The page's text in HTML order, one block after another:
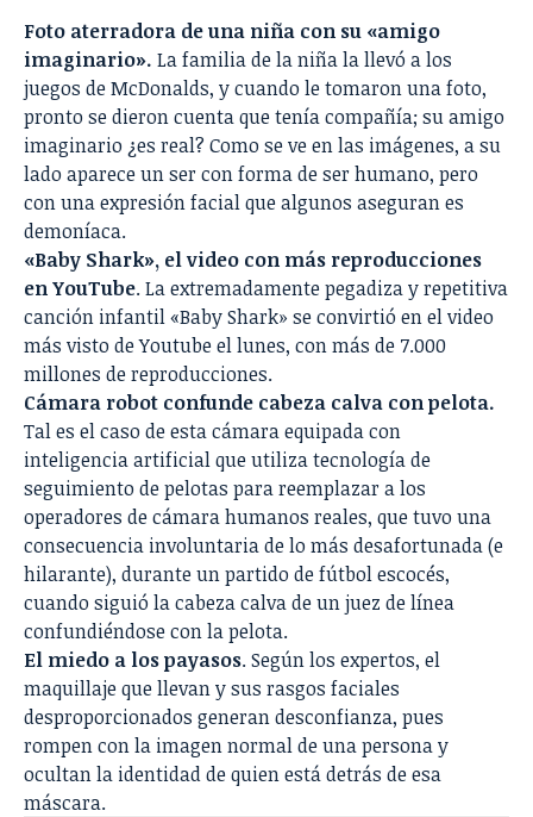
Foto aterradora de una niña con su «amigo
imaginario». La familia de la niña la llevó a los
juegos de McDonalds, y cuando le tomaron una foto,
pronto se dieron cuenta que tenía compañía; su amigo
imaginario ¿es real? Como se ve en las imágenes, a su
lado aparece un ser con forma de ser humano, pero
con una expresión facial que algunos aseguran es
demoníaca.
«Baby Shark», el video con más reproducciones
en YouTube. La extremadamente pegadiza y repetitiva
canción infantil «Baby Shark» se convirtió en el video
más visto de Youtube el lunes, con más de 7.000
millones de reproducciones.
Cámara robot confunde cabeza calva con pelota.
Tal es el caso de esta cámara equipada con
inteligencia artificial que utiliza tecnología de
seguimiento de pelotas para reemplazar a los
operadores de cámara humanos reales, que tuvo una
consecuencia involuntaria de lo más desafortunada (e
hilarante), durante un partido de fútbol escocés,
cuando siguió la cabeza calva de un juez de línea
confundiéndose con la pelota.
El miedo a los payasos. Según los expertos, el
maquillaje que llevan y sus rasgos faciales
desproporcionados generan desconfianza, pues
rompen con la imagen normal de una persona y
ocultan la identidad de quien está detrás de esa
máscara.